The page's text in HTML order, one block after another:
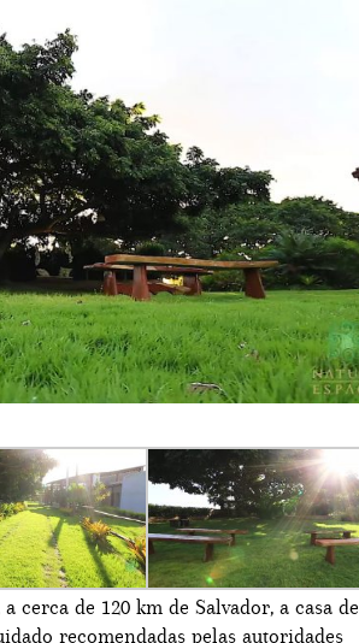
cerca de 120 km de Salvador, a casa de
recomendadas pelas autoridades